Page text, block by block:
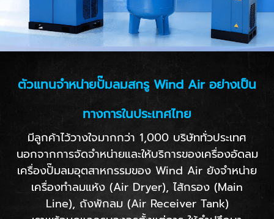
ตัวแทนจำหน่ายปั๊มลมสกรู Wind Air อย่างเป็น
ทางการในประเทศไทย
มีลูกค้าไว้วางใจมากกว่า 1,000 บริษัททั่วประเทศ
นอกจากการจัดจำหน่ายและให้บริการของเครื่องอัดลม
เครื่องปั๊มลมอุตสาหกรรมของ Wind Air ยังจำหน่าย
เครื่องทำลมแห้ง (Air Dryer), ไส้กรอง (Main
Line), ถังพักลม (Air Receiver Tank)